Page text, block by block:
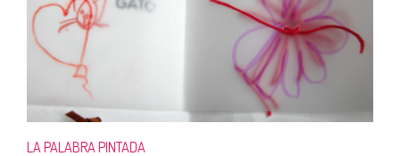
LA PALABRA PINTADA